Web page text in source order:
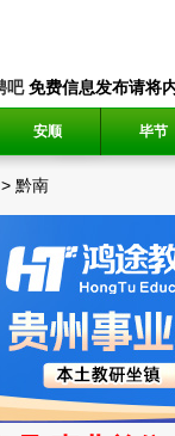
吧免费信息发布请将
安顺 毕节
> 黔南